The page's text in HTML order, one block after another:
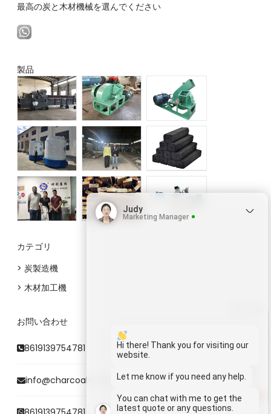
最高の炭と木材機械を選んでください
製品
カテゴリ
> 炭製造機
> 木材加工機
お問い合わせ
8619139754781
info@charcoalmaking.com
Wechat
Chat
Judy
Marketing Manager
Hi there! Thank you for visiting our
website.
Let me know if you need any help.
You can chat with me to get the
latest quote or any questions.